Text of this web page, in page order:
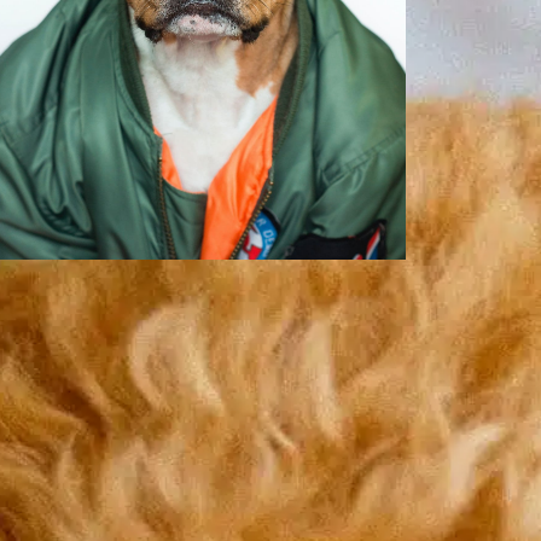
mój pies
w nocy?
Pozytywne szkolenie psów
kiedykolwiek obudził Cię płacz Twojego